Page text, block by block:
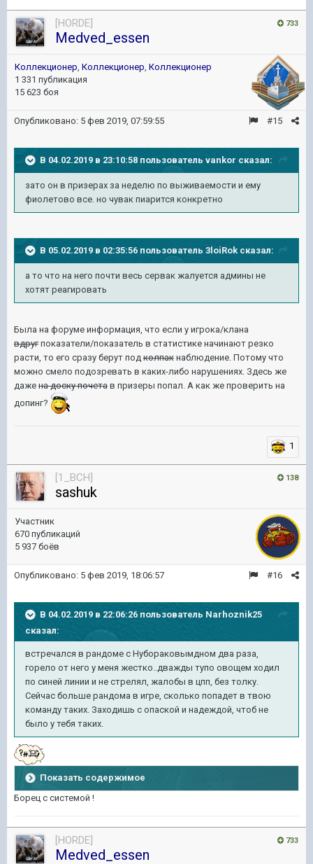
733
[HORDE]
Medved_essen
Коллекционер Коллекционер Коллекционер
1 331 публикация
15 623 боя
#15
Опубликовано: 5 фев 2019, 07:59:55
В 04.02.2019 в 23:10:58 пользователь vankor сказал:
зато он в призерах за неделю по выживаемости и ему
фиолетово все. но чувак пиарится конкретно
В 05.02.2019 в 02:35:56 пользователь 3loiRok сказал:
а то что на него почти весь сервак жалуется админы не
хотят реагировать
Была на форуме информация, что если у игрока/клана
вдругпоказатели/показатель в статистике начинают резко
расти, то его сразу берут под колпак наблюдение. Потому что
можно смело подозревать в каких-либо нарушениях. Здесь же
даже на доску почета в призеры попал. А как же проверить на
допинг?
1
138
[1_BCH]
sashuk
Участник
670 публикаций
5 937 боёв
#16
Опубликовано: 5 фев 2019, 18:06:57
В 04.02.2019 в 22:06:26 пользователь Narhoznik25
сказал:
встречался в рандоме с Нубораковымдном два раза,
горело от него у меня жестко..дважды тупо овощем ходил
по синей линии и не стрелял, жалобы в цпп, без толку.
Сейчас больше рандома в игре, сколько попадет в твою
команду таких. Заходишь с опаской и надеждой, чтоб не
было у тебя таких.
Показать содержимое
Борец с системой !
733
[HORDE]
Medved_essen